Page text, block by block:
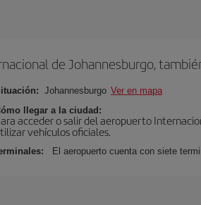
de Johannesburgo,
Johannesburgo Ver en mapa
llegar a la ciudad:
acceder o salir del aeropuerto
vehículos oficiales.
El aeropuerto cuenta con siete